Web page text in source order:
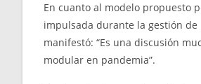
En cuanto al modelo propuesto
impulsada durante la gestión
manifestó: “Es una discusión
modular en pandemia”.